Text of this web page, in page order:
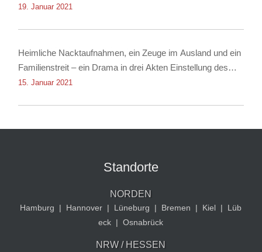
Nachstellung
19. Januar 2021
Heimliche Nacktaufnahmen, ein Zeuge im Ausland und ein
Familienstreit – ein Drama in drei Akten Einstellung des
Verfahrens dank Rechtsanwalt für Strafrecht Christian
15. Januar 2021
Standorte
NORDEN
Hamburg | Hannover | Lüneburg | Bremen | Kiel |
Lüb
eck | Osnabrück
NRW / HESSEN